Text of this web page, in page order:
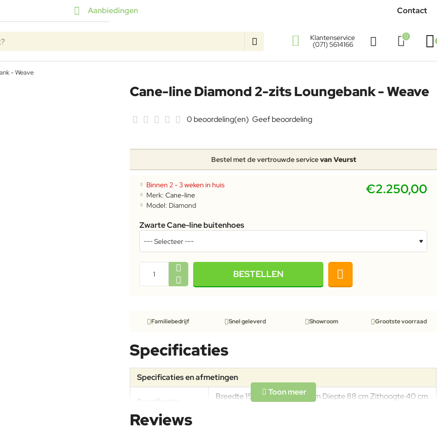
Aanbiedingen Contact
Klantenservice
(071) 5614166
0
- Weave
Cane-line Diamond 2-zits Loungebank - Weave
Bestel met de vertrouwde servicevan Veurst
0 beoordeling(en) Geef beoordeling
€2.250,00
Binnen 2 - 3 weken in huis
Merk: Cane-line
Model: Diamond
Zwarte Cane-line buitenhoes
BESTELLEN
Familiebedrijf Snel geleverd Showroom Grootste voorraad
Specificaties
Specificaties en afmetingen
Specificaties
Breedte 150 cm Hoogte 63 cm Diepte 88 cm Zithoogte 40 cm
Reviews